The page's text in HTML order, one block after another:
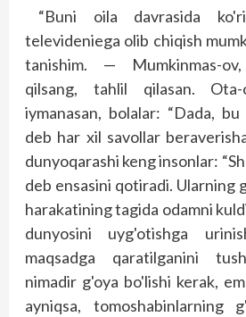
“Buni oila davrasida
televideniega olib chiqish
tanishim. — Mumkinmas-
qilsang, tahlil qilasan. Ota-
iymanasan, bolalar: “Dada, bu
deb har xil savollar
dunyoqarashi keng insonlar:
deb ensasini qotiradi. Ularning
harakatining tagida odamni
dunyosini uyg'otishga
maqsadga qaratilganini
nimadir g'oya bo'lishi kerak,
ayniqsa, tomoshabinlarning